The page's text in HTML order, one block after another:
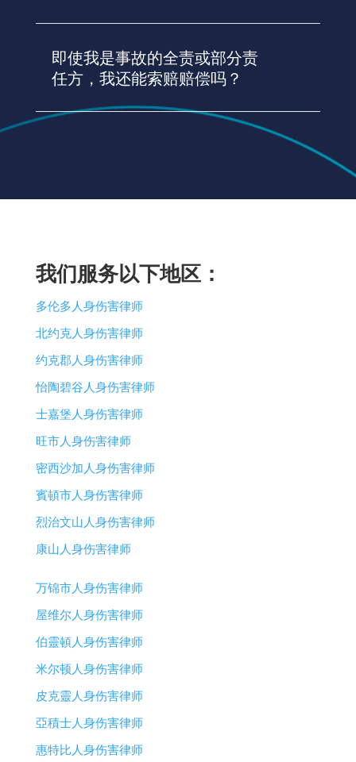
即使我是事故的全责或部分责
任方，我还能索赔赔偿吗？
我们服务以下地区：
多伦多人身伤害律师
北约克人身伤害律师
约克郡人身伤害律师
怡陶碧谷人身伤害律师
士嘉堡人身伤害律师
旺市人身伤害律师
密西沙加人身伤害律师
賓頓市人身伤害律师
烈治文山人身伤害律师
康山人身伤害律师
万锦市人身伤害律师
屋维尔人身伤害律师
伯靈頓人身伤害律师
米尔顿人身伤害律师
皮克靈人身伤害律师
亞積士人身伤害律师
惠特比人身伤害律师